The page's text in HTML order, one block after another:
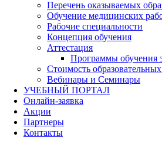
Перечень оказываемых
Обучение медицинских
Рабочие специальности
Концепция обучения
Аттестация
Программы обучения
Стоимость
Вебинары и Семинары
УЧЕБНЫЙ ПОРТАЛ
Онлайн-заявка
Акции
Партнеры
Контакты